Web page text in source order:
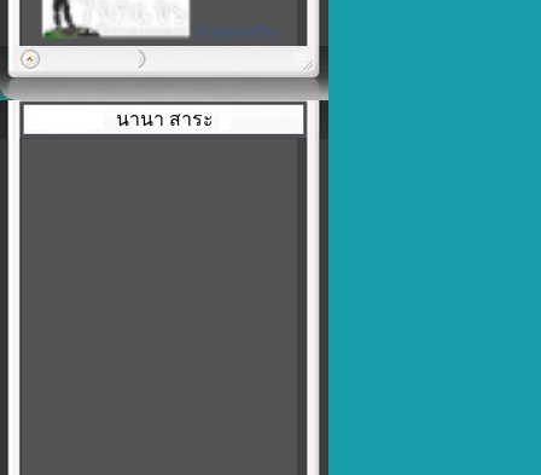
ร้านพระเครื่อง
เพิ่มบารมี|สร้างลิงค์ของโปรไฟล์ในแบบที่
เป็นตัวคุณเอง
นานา สาระ